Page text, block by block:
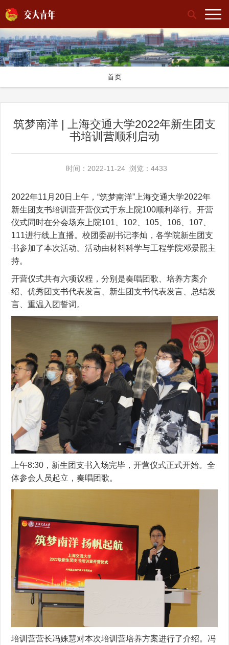
首页
筑梦南洋 | 上海交通大学2022年新生团支
书培训营顺利启动
时间：2022-11-24 浏览：4433
2022年11月20日上午，“筑梦南洋”上海交通大学2022年
新生团支书培训营开营仪式于东上院100顺利举行。开营
仪式同时在分会场东上院101、102、105、106、107、
111进行线上直播。校团委副书记李灿，各学院新生团支
书参加了本次活动。活动由材料科学与工程学院邓景熙主
持。
开营仪式共有六项议程，分别是奏唱团歌、培养方案介
绍、优秀团支书代表发言、新生团支书代表发言、总结发
言、重温入团誓词。
上午8:30，新生团支书入场完毕，开营仪式正式开始。全
体参会人员起立，奏唱团歌。
培训营营长冯姝慧对本次培训营培养方案进行了介绍。冯